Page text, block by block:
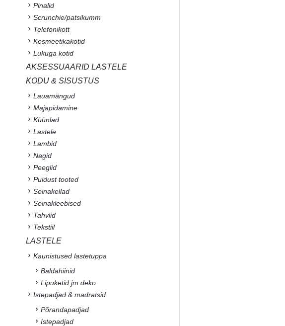
Pinalid
Scrunchie/patsikumm
Telefonikott
Kosmeetikakotid
Lukuga kotid
AKSESSUAARID LASTELE
KODU & SISUSTUS
Lauamängud
Majapidamine
Küünlad
Lastele
Lambid
Nagid
Peeglid
Puidust tooted
Seinakellad
Seinakleebised
Tahvlid
Tekstiil
LASTELE
Kaunistused lastetuppa
Baldahiinid
Lipuketid jm deko
Istepadjad & madratsid
Põrandapadjad
Istepadjad